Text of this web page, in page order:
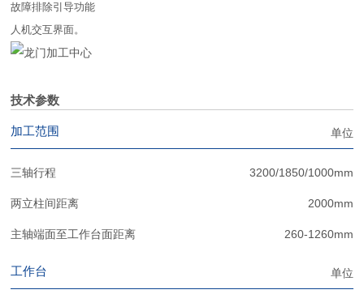
故障排除引导功能
人机交互界面。
技术参数
加工范围 单位
三轴行程 3200/1850/1000mm
两立柱间距离 2000mm
主轴端面至工作台面距离 260-1260mm
工作台 单位